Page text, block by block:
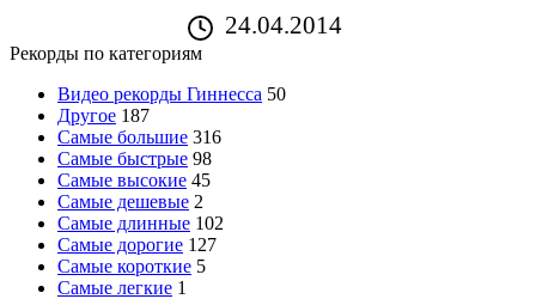
24.04.2014
Рекорды по категориям
Видео рекорды Гиннесса 50
Другое 187
Самые большие 316
Самые быстрые 98
Самые высокие 45
Самые дешевые 2
Самые длинные 102
Самые дорогие 127
Самые короткие 5
Самые легкие 1